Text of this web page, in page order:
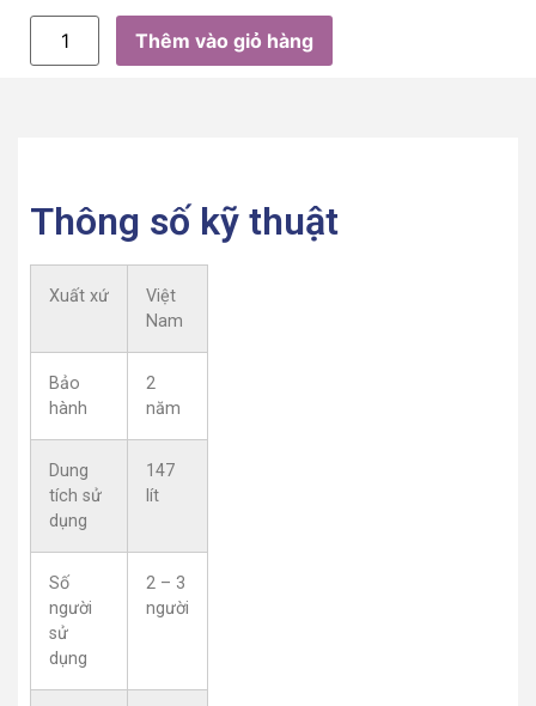
Thêm vào giỏ hàng
Thông số kỹ thuật
Xuất xứ
Việt
Nam
Bảo
hành
2
năm
Dung
tích sử
dụng
147
lít
Số
người
sử
dụng
2 – 3
người